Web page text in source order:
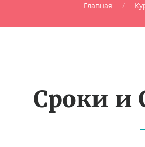
Главная
Сроки и